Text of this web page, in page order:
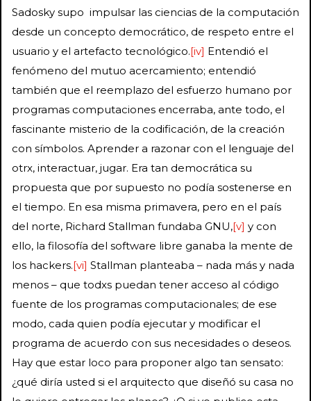
Sadosky supo impulsar las ciencias de la computación
desde un concepto democrático, de respeto entre el
usuario y el artefacto tecnológico.[iv] Entendió el
fenómeno del mutuo acercamiento; entendió
también que el reemplazo del esfuerzo humano por
programas computaciones encerraba, ante todo, el
fascinante misterio de la codificación, de la creación
con símbolos. Aprender a razonar con el lenguaje del
otrx, interactuar, jugar. Era tan democrática su
propuesta que por supuesto no podía sostenerse en
el tiempo. En esa misma primavera, pero en el país
del norte, Richard Stallman fundaba GNU,[v] y con
ello, la filosofía del software libre ganaba la mente de
los hackers.[vi] Stallman planteaba – nada más y nada
menos – que todxs puedan tener acceso al código
fuente de los programas computacionales; de ese
modo, cada quien podía ejecutar y modificar el
programa de acuerdo con sus necesidades o deseos.
Hay que estar loco para proponer algo tan sensato:
¿qué diría usted si el arquitecto que diseñó su casa no